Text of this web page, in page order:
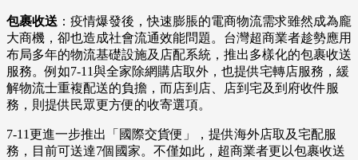
包裹收送 ：疫情爆發後，快速膨脹的電商物流需求雖然成為龐
大商機，卻也造成社會流通效能問題。台灣超商業者趁勢應用
布局多年的物流基礎設施及店配系統，推出多樣化的包裹收送
服務。例如7-11與全家除網購店取外，也提供宅轉店服務，緩
解物流士重複配送的負擔，而店到店、店到宅及到府收件服
務，則提供民眾更方便的收寄選項。
7-11更進一步推出「國際交貨便」，提供海外店取及宅配服
務，目前可送達7個國家。不僅如此，超商業者更以包裹收送